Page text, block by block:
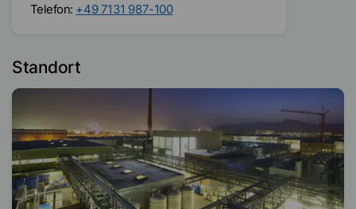
Telefon: +49 7131 987-100
Standort